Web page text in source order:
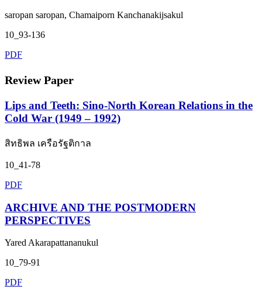
saropan saropan, Chamaiporn Kanchanakijsakul
10_93-136
PDF
Review Paper
Lips and Teeth: Sino-North Korean Relations in the
Cold War (1949 – 1992)
สิทธิพล เครือรัฐติกาล
10_41-78
PDF
ARCHIVE AND THE POSTMODERN
PERSPECTIVES
Yared Akarapattananukul
10_79-91
PDF